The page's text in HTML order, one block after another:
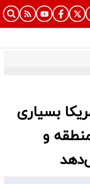
بسیاری
و